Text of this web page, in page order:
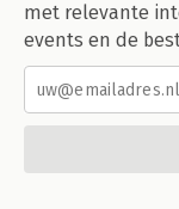
met relevante
events en de